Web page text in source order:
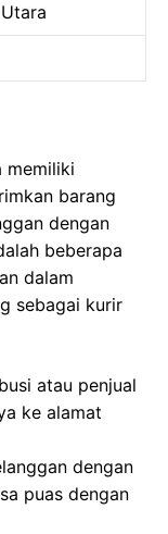
memiliki
barang
dengan
beberapa
dalam
sebagai kurir
atau penjual
ke alamat
dengan
puas dengan